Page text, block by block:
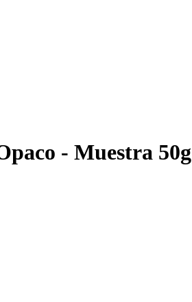
- Muestra 50g